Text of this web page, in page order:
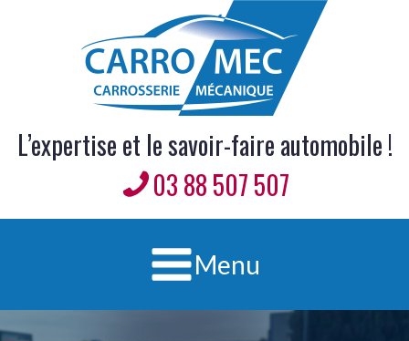
L’expertise et le savoir-faire automobile !
03 88 507 507
Menu